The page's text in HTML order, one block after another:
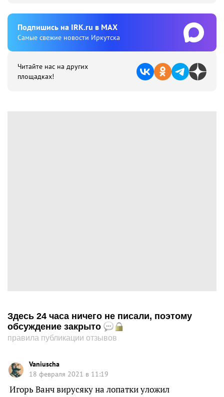
Подпишиcь на IRK.ru в MAX
Cамые свежие новости Иркутска
Читайте нас на других
площадках!
Здесь 24 часа ничего не писали, поэтому
обсуждение закрыто
правила публикации отзывов
Vaniuscha
18 февраля 2021 в 11:19
Игорь Ванч вирусяку на лопатки уложил